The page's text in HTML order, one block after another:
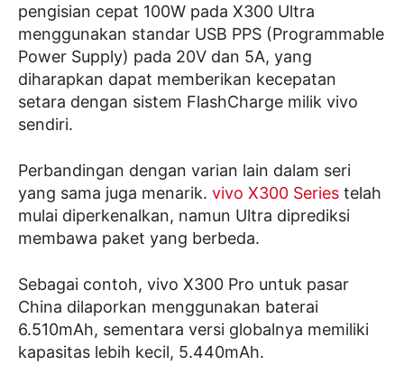
pengisian cepat 100W pada X300 Ultra
menggunakan standar USB PPS (Programmable
Power Supply) pada 20V dan 5A, yang
diharapkan dapat memberikan kecepatan
setara dengan sistem FlashCharge milik vivo
sendiri.
Perbandingan dengan varian lain dalam seri
yang sama juga menarik. vivo X300 Series telah
mulai diperkenalkan, namun Ultra diprediksi
membawa paket yang berbeda.
Sebagai contoh, vivo X300 Pro untuk pasar
China dilaporkan menggunakan baterai
6.510mAh, sementara versi globalnya memiliki
kapasitas lebih kecil, 5.440mAh.